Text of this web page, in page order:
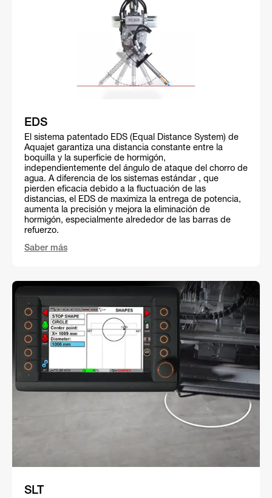
EDS
El sistema patentado EDS (Equal Distance System) de
Aquajet garantiza una distancia constante entre la
boquilla y la superficie de hormigón,
independientemente del ángulo de ataque del chorro de
agua. A diferencia de los sistemas estándar , que
pierden eficacia debido a la fluctuación de las
distancias, el EDS de maximiza la entrega de potencia,
aumenta la precisión y mejora la eliminación de
hormigón, especialmente alrededor de las barras de
refuerzo.
Saber más
SLT